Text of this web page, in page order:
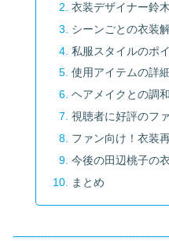
衣装デザイナー鈴
シーンごとの衣装
私服スタイルのポ
使用アイテムの詳
ヘアメイクとの調和
視聴者に好評のフ
ファン向け！衣装
今後の田辺桃子の
まとめ